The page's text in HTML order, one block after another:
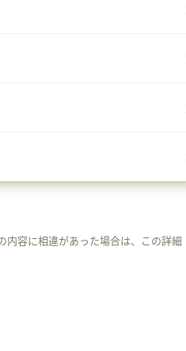
内容に相違があった場合は、この詳細